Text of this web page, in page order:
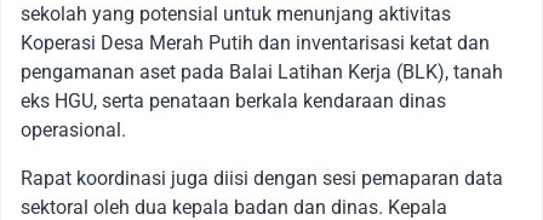
sekolah yang potensial untuk menunjang aktivitas
Koperasi Desa Merah Putih dan inventarisasi ketat dan
pengamanan aset pada Balai Latihan Kerja (BLK), tanah
eks HGU, serta penataan berkala kendaraan dinas
operasional.
Rapat koordinasi juga diisi dengan sesi pemaparan data
sektoral oleh dua kepala badan dan dinas. Kepala